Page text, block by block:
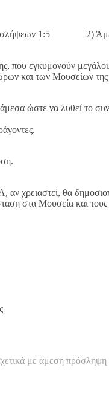
1:5 2)
που εγκυμονούν
και των Μουσείων
ώστε να λυθεί το
χρειαστεί, θα
στα Μουσεία και τους
με άμεση